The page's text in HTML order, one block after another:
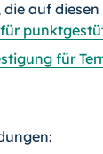
auf diesen
für